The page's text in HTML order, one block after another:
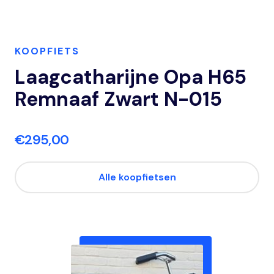
KOOPFIETS
Laagcatharijne Opa H65
Remnaaf Zwart N-015
€295,00
Alle koopfietsen